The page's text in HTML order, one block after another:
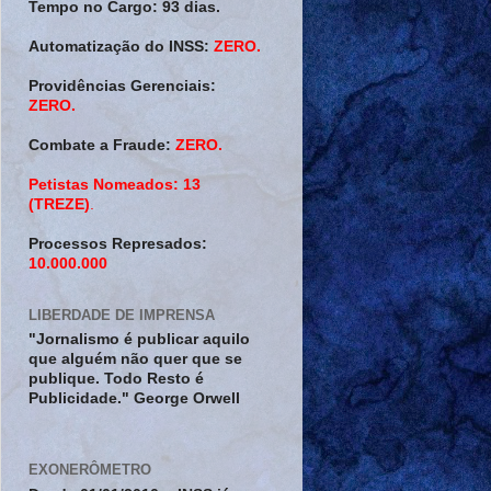
Tempo no Cargo: 93 dias.
Automatização do INSS: ZERO.
Providências Gerenciais:
ZERO.
Combate a Fraude: ZERO.
Petistas Nomeados: 13
(TREZE)
Processos Represados:
10.000.000
LIBERDADE DE IMPRENSA
"Jornalismo é publicar aquilo
que alguém não quer que se
publique. Todo Resto é
Publicidade." George Orwell
EXONERÔMETRO